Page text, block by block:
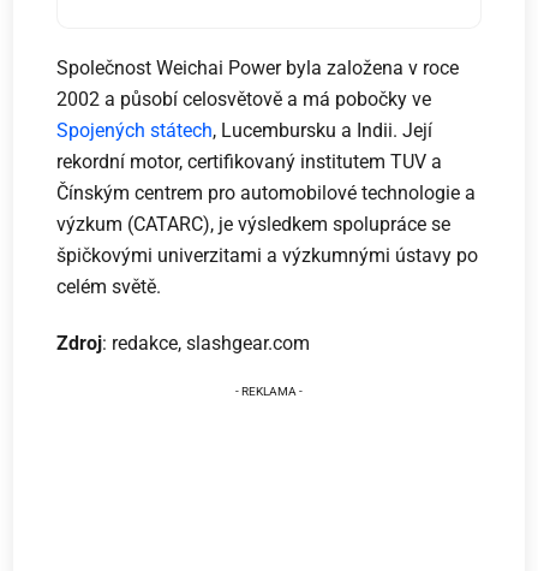
Společnost Weichai Power byla založena v roce
2002 a působí celosvětově a má pobočky ve
Spojených státech, Lucembursku a Indii. Její
rekordní motor, certifikovaný institutem TUV a
Čínským centrem pro automobilové technologie a
výzkum (CATARC), je výsledkem spolupráce se
špičkovými univerzitami a výzkumnými ústavy po
celém světě.
Zdroj: redakce, slashgear.com